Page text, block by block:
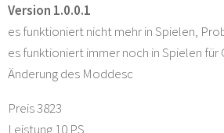
Version 1.0.0.1
es funktioniert nicht mehr in Spielen,
es funktioniert immer noch in Spielen für
Änderung des Moddesc
Preis 3823
Leistung 10 PS